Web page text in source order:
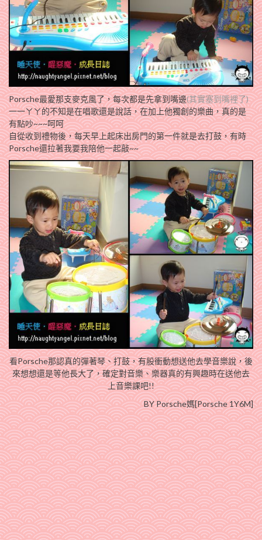
Porsche最愛那支麥克風了，每次都是先拿到嘴邊(其實塞到嘴裡了)
一一ㄚㄚ的不知是在唱歌還是說話，在加上他獨創的樂曲，真的是
有點吵~~~呵呵
自從收到禮物後，每天早上起床出房門的第一件就是去打鼓，有時
Porsche還拉著我要我陪他一起敲~~
看Porsche那認真的彈著琴、打鼓，有股衝動想送他去學音樂說，後
來想想還是等他長大了，確定對音樂、樂器真的有興趣時在送他去
上音樂課吧!!
BY Porsche媽[Porsche 1Y6M]